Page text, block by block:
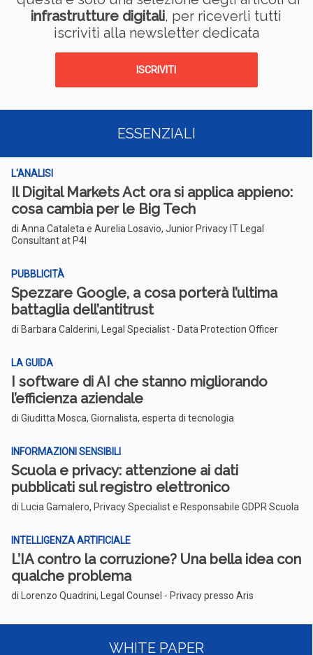
infrastrutture digitali, per riceverli tutti
iscriviti alla newsletter dedicata
ISCRIVITI
ESSENZIALI
L'ANALISI
Il Digital Markets Act ora si applica appieno:
cosa cambia per le Big Tech
di Anna Cataleta e Aurelia Losavio, Junior Privacy IT Legal
Consultant at P4I
PUBBLICITÀ
Spezzare Google, a cosa porterà l’ultima
battaglia dell’antitrust
di Barbara Calderini, Legal Specialist - Data Protection Officer
LA GUIDA
I software di AI che stanno migliorando
l’efficienza aziendale
di Giuditta Mosca, Giornalista, esperta di tecnologia
INFORMAZIONI SENSIBILI
Scuola e privacy: attenzione ai dati
pubblicati sul registro elettronico
di Lucia Gamalero, Privacy Specialist e Responsabile GDPR Scuola
INTELLIGENZA ARTIFICIALE
L’IA contro la corruzione? Una bella idea con
qualche problema
di Lorenzo Quadrini, Legal Counsel - Privacy presso Aris
WHITE PAPER